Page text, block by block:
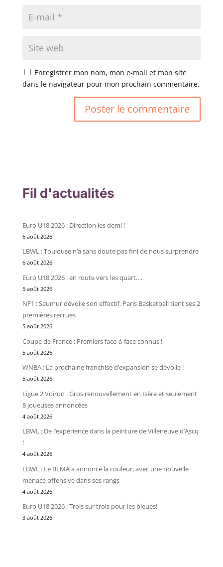
Enregistrer mon nom, mon e-mail et mon site
dans le navigateur pour mon prochain commentaire.
Fil d'actualités
Euro U18 2026 : Direction les demi !
6 août 2026
LBWL : Toulouse n’a sans doute pas fini de nous surprendre
6 août 2026
Euro U18 2026 : en route vers les quart….
5 août 2026
NF1 : Saumur dévoile son effectif, Paris Basketball tient ses 2
premières recrues
5 août 2026
Coupe de France : Premiers face-à-face connus !
5 août 2026
WNBA : La prochaine franchise d’expansion se dévoile !
5 août 2026
Ligue 2 Voiron : Gros renouvellement en Isère et seulement
8 joueuses annoncées
4 août 2026
LBWL : De l’expérience dans la peinture de Villeneuve d’Ascq
!
4 août 2026
LBWL : Le BLMA a annoncé la couleur, avec une nouvelle
menace offensive dans ses rangs
4 août 2026
Euro U18 2026 : Trois sur trois pour les bleues!
3 août 2026